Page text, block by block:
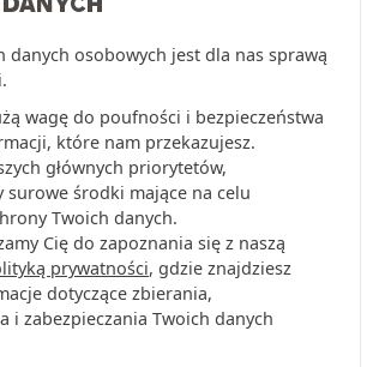
danych osobowych jest dla nas sprawą
wagę do poufności i bezpieczeństwa
które nam przekazujesz.
głównych priorytetów,
surowe środki mające na celu
Twoich danych.
Cię do zapoznania się z naszą
prywatności, gdzie znajdziesz
dotyczące zbierania,
i zabezpieczania Twoich danych